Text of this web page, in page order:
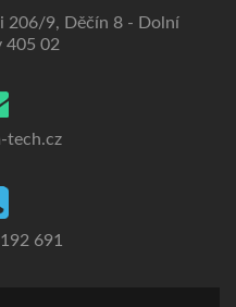
206/9, Děčín 8 - Dolní
405 02
tech.cz
691